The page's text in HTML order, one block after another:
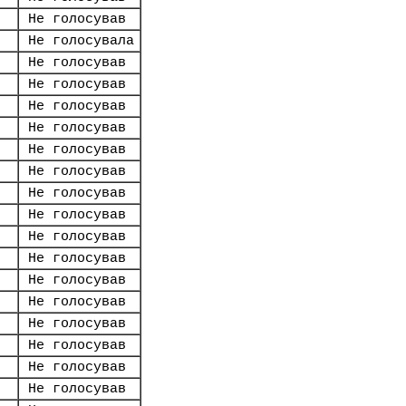
Не голосував
Не голосувала
Не голосував
Не голосував
Не голосував
Не голосував
Не голосував
Не голосував
Не голосував
Не голосував
Не голосував
Не голосував
Не голосував
Не голосував
Не голосував
Не голосував
Не голосував
Не голосував